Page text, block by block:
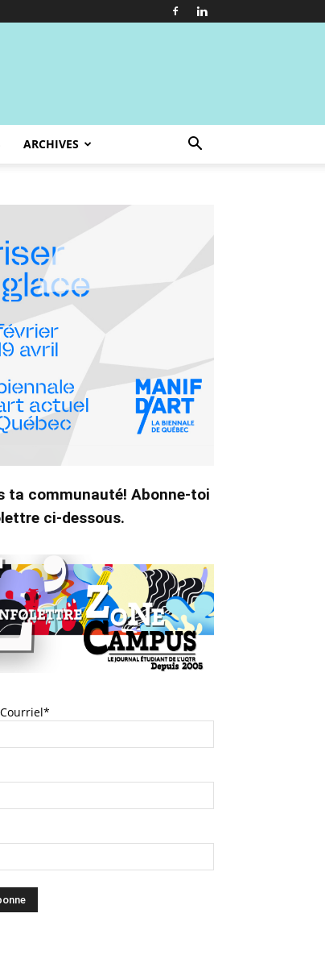
ARCHIVES
ta communauté! Abonne-toi
ci-dessous.